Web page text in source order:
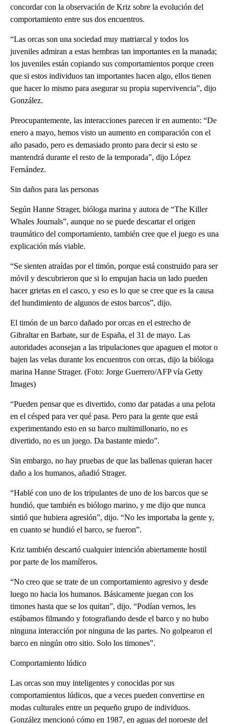
concordar con la observación de Kriz sobre la evolución del
comportamiento entre sus dos encuentros.
“Las orcas son una sociedad muy matriarcal y todos los
juveniles admiran a estas hembras tan importantes en la manada;
los juveniles están copiando sus comportamientos porque creen
que si estos individuos tan importantes hacen algo, ellos tienen
que hacer lo mismo para asegurar su propia supervivencia”, dijo
González.
Preocupantemente, las interacciones parecen ir en aumento: “De
enero a mayo, hemos visto un aumento en comparación con el
año pasado, pero es demasiado pronto para decir si esto se
mantendrá durante el resto de la temporada”, dijo López
Fernández.
Sin daños para las personas
Según Hanne Strager, bióloga marina y autora de “The Killer
Whales Journals”, aunque no se puede descartar el origen
traumático del comportamiento, también cree que el juego es una
explicación más viable.
“Se sienten atraídas por el timón, porque está construido para ser
móvil y descubrieron que si lo empujan hacia un lado pueden
hacer grietas en el casco, y eso es lo que se cree que es la causa
del hundimiento de algunos de estos barcos”, dijo.
El timón de un barco dañado por orcas en el estrecho de
Gibraltar en Barbate, sur de España, el 31 de mayo. Las
autoridades aconsejan a las tripulaciones que apaguen el motor o
bajen las velas durante los encuentros con orcas, dijo la bióloga
marina Hanne Strager. (Foto: Jorge Guerrero/AFP vía Getty
Images)
“Pueden pensar que es divertido, como dar patadas a una pelota
en el césped para ver qué pasa. Pero para la gente que está
experimentando esto en su barco multimillonario, no es
divertido, no es un juego. Da bastante miedo”.
Sin embargo, no hay pruebas de que las ballenas quieran hacer
daño a los humanos, añadió Strager.
“Hablé con uno de los tripulantes de uno de los barcos que se
hundió, que también es biólogo marino, y me dijo que nunca
sintió que hubiera agresión”, dijo. “No les importaba la gente y,
en cuanto se hundió el barco, se fueron”.
Kriz también descartó cualquier intención abiertamente hostil
por parte de los mamíferos.
“No creo que se trate de un comportamiento agresivo y desde
luego no hacia los humanos. Básicamente juegan con los
timones hasta que se los quitan”, dijo. “Podían vernos, les
estábamos filmando y fotografiando desde el barco y no hubo
ninguna interacción por ninguna de las partes. No golpearon el
barco en ningún otro sitio. Solo los timones”.
Comportamiento lúdico
Las orcas son muy inteligentes y conocidas por sus
comportamientos lúdicos, que a veces pueden convertirse en
modas culturales entre un pequeño grupo de individuos.
González mencionó cómo en 1987, en aguas del noroeste del